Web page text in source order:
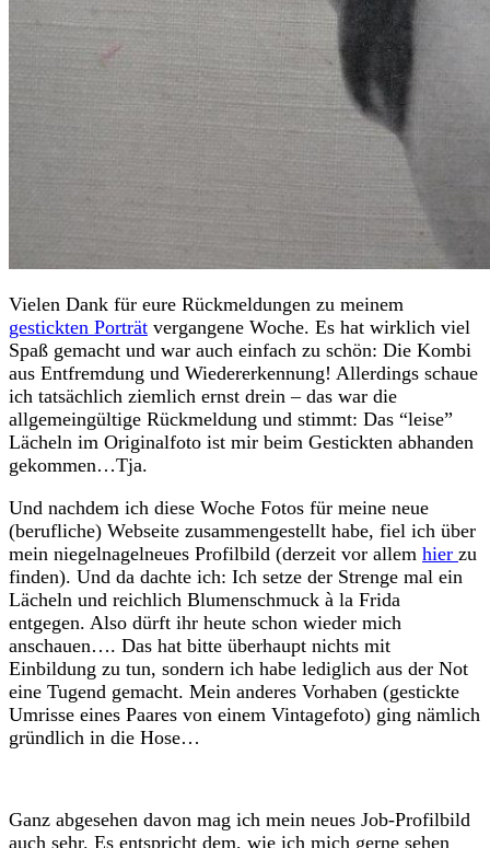
Vielen Dank für eure Rückmeldungen zu meinem
gestickten Porträt vergangene Woche. Es hat wirklich viel
Spaß gemacht und war auch einfach zu schön: Die Kombi
aus Entfremdung und Wiedererkennung! Allerdings schaue
ich tatsächlich ziemlich ernst drein – das war die
allgemeingültige Rückmeldung und stimmt: Das “leise”
Lächeln im Originalfoto ist mir beim Gestickten abhanden
gekommen…Tja.
Und nachdem ich diese Woche Fotos für meine neue
(berufliche) Webseite zusammengestellt habe, fiel ich über
mein niegelnagelneues Profilbild (derzeit vor allem hier zu
finden). Und da dachte ich: Ich setze der Strenge mal ein
Lächeln und reichlich Blumenschmuck à la Frida
entgegen. Also dürft ihr heute schon wieder mich
anschauen…. Das hat bitte überhaupt nichts mit
Einbildung zu tun, sondern ich habe lediglich aus der Not
eine Tugend gemacht. Mein anderes Vorhaben (gestickte
Umrisse eines Paares von einem Vintagefoto) ging nämlich
gründlich in die Hose…
Ganz abgesehen davon mag ich mein neues Job-Profilbild
auch sehr. Es entspricht dem, wie ich mich gerne sehen